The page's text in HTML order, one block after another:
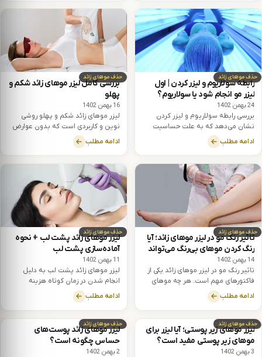
حذف موهای زائد
رابطه سولاریوم و لیزر کردن | اول
لیزر مو انجام شود یا سولاریوم؟
24 بهمن 1402
بررسی رابطه سولاریوم و لیزر کردن
نشان می‌دهد که به علت حساسیت
پوست بعد از انجام لیزر موهای زائد
نسبت به تابش نور و گرما احتمال بروز
خواهد یافت.
ادامه مطلب
حذف موهای زائد
بررسی کامل لیزر موهای زائد شکم و
پهلو
16 بهمن 1402
لیزر موهای زائد شکم و پهلو روشی
نوین و کاربردی است که بدون عوارض
و دارای نتیجه دائمی است.
ادامه مطلب
حذف موهای زائد
تاثیر رنگ مو در لیزر موهای زائد؛ آیا
رنگ کردن موهای بی‌رنگ می‌تواند
به لیزر مو کمک کند؟
14 بهمن 1402
تاثیر رنگ مو در لیزر موهای زائد یکی از
فاکتورهای مهم است. هر چه موهای
زائد رنگ تیره‌تری داشته باشند، لیزر
تاثیر بیشتری بر حذف آن‌ها خواهد
ادامه مطلب
حذف موهای زائد
لیزر موهای زائد پشت لب + نحوه
آماده‌سازی پشت لب
11 بهمن 1402
لیزر موهای زائد پشت لب به دلیل
انجام شدن در زمان کوتاه هزینه
مناسب و نداشتن عوارض محبوبیت
ادامه مطلب
حذف موهای زائد
لیزر موهای زیر پوستی؛ آیا لیزر برای
مو‎های زیر پوستی مفید است؟
3 بهمن 1402
حذف موهای زائد
لیزر موهای زائد پوست‌های
حساس چگونه است؟
2 بهمن 1402